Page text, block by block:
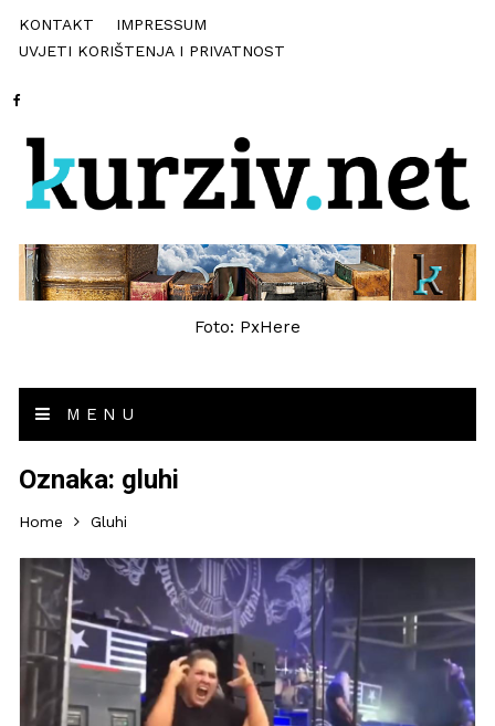
KONTAKT
IMPRESSUM
UVJETI KORIŠTENJA I PRIVATNOST
Foto: PxHere
MENU
Oznaka: gluhi
Home Gluhi